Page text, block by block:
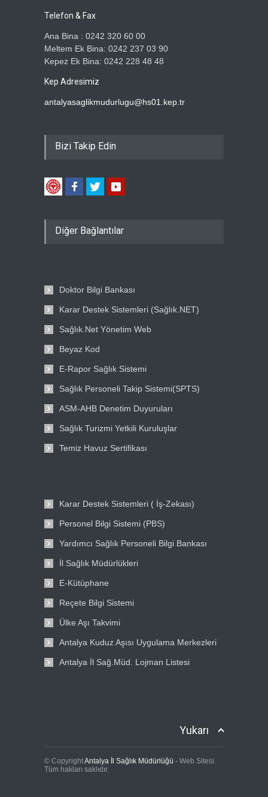
Telefon & Fax
Ana Bina : 0242 320 60 00
Meltem Ek Bina: 0242 237 03 90
Kepez Ek Bina: 0242 228 48 48
Kep Adresimiz
antalyasaglikmudurlugu@hs01.kep.tr
Bizi Takip Edin
Diğer Bağlantılar
Doktor Bilgi Bankası
Karar Destek Sistemleri (Sağlık.NET)
Sağlık.Net Yönetim Web
Beyaz Kod
E-Rapor Sağlık Sistemi
Sağlık Personeli Takip Sistemi(SPTS)
ASM-AHB Denetim Duyuruları
Sağlık Turizmi Yetkili Kuruluşlar
Temiz Havuz Sertifikası
Karar Destek Sistemleri ( İş-Zekası)
Personel Bilgi Sistemi (PBS)
Yardımcı Sağlık Personeli Bilgi Bankası
İl Sağlık Müdürlükleri
E-Kütüphane
Reçete Bilgi Sistemi
Ülke Aşı Takvimi
Antalya Kuduz Aşısı Uygulama Merkezleri
Antalya İl Sağ.Müd. Lojman Listesi
Yukarı
© CopyrightAntalya İl Sağlık Müdürlüğü - Web Sitesi.
Tüm hakları saklıdır.